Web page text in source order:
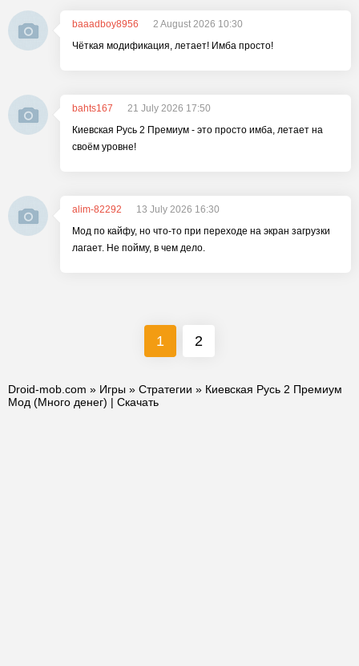
baaadboy8956
2 August 2026 10:30
Чёткая модификация, летает! Имба просто!
bahts167
21 July 2026 17:50
Киевская Русь 2 Премиум - это просто имба, летает на
своём уровне!
alim-82292
13 July 2026 16:30
Мод по кайфу, но что-то при переходе на экран загрузки
лагает. Не пойму, в чем дело.
1 2
Droid-mob.com » Игры » Стратегии » Киевская Русь 2 Премиум
Мод (Много денег) | Скачать